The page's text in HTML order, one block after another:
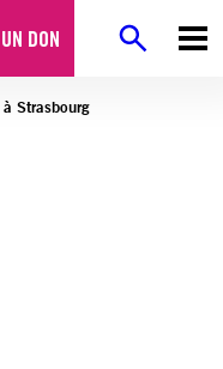
DON
Strasbourg